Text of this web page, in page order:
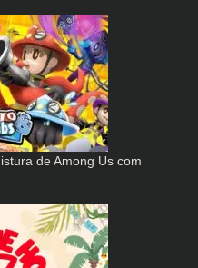
de Among Us com